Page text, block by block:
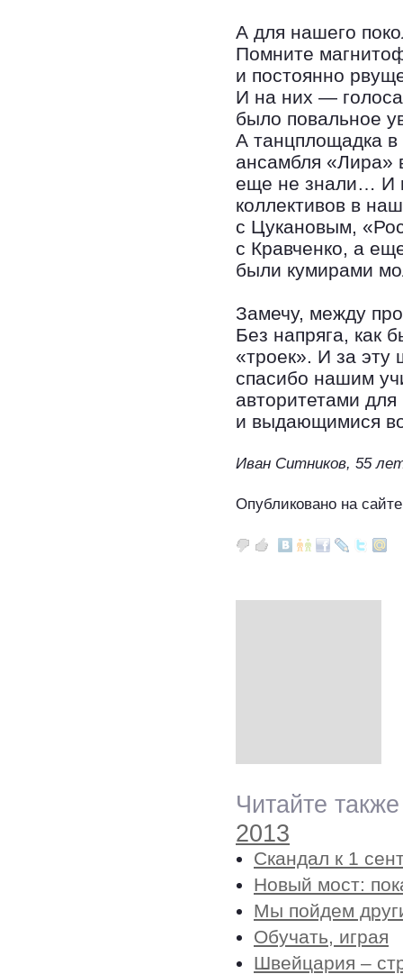
А для нашего
Помните
и постоянно
И на них —
было повальное
А танцплощадка
ансамбля «Лира»
еще не знали… И
коллективов в
с Цукановым,
с Кравченко, а
были кумирами
Замечу, между
Без напряга, как
«троек». И за
спасибо нашим
авторитетами
и выдающимися
Иван Ситников, 55
Опубликовано на
Читайте
2013
Скандал к 1
Новый мост:
Мы пойдем
Обучать, играя
Швейцария –